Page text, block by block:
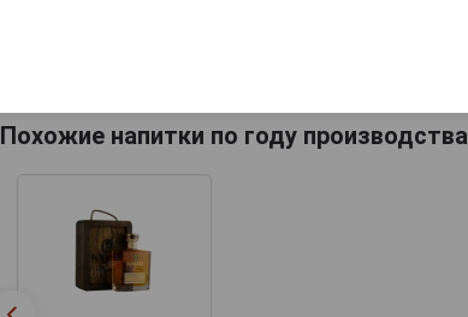
Похожие напитки по году производства